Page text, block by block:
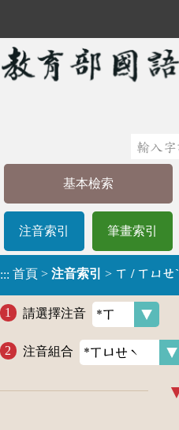
基本檢索
注音索引 筆畫索引
::: 首頁 > 注音索引 > ㄒ / ㄒㄩㄝˋ
請選擇注音
注音組合